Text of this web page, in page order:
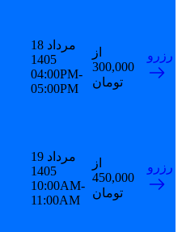
18 مرداد
1405
04:00PM-
05:00PM
از
300,000
تومان
رزرو
19 مرداد
1405
10:00AM-
11:00AM
از
450,000
تومان
رزرو